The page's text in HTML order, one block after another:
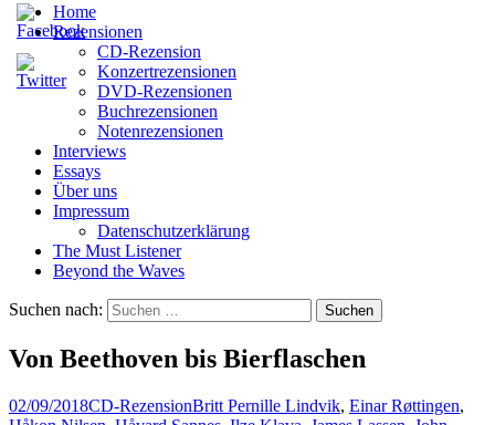
Home
Rezensionen
CD-Rezension
Konzertrezensionen
DVD-Rezensionen
Buchrezensionen
Notenrezensionen
Interviews
Essays
Über uns
Impressum
Datenschutzerklärung
The Must Listener
Beyond the Waves
Suchen nach:
Von Beethoven bis Bierflaschen
02/09/2018CD-RezensionBritt Pernille Lindvik, Einar Røttingen,